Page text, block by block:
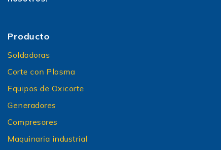
Producto
Soldadoras
Corte con Plasma
Equipos de Oxicorte
Generadores
Compresores
Maquinaria industrial